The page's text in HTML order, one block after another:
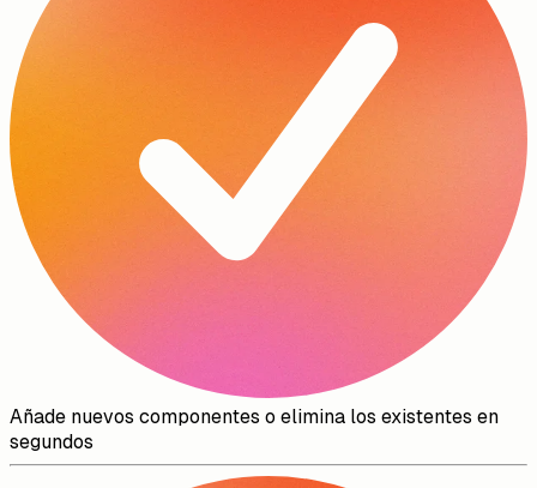
Añade nuevos componentes o elimina los existentes en
segundos